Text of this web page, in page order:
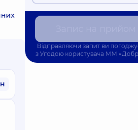
Відправляючи запит ви
з Угодою користувача ММ